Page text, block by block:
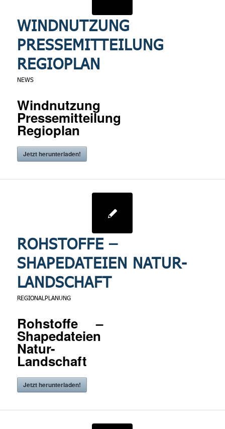
WINDNUTZUNG
PRESSEMITTEILUNG
REGIOPLAN
NEWS
Windnutzung
Pressemitteilung
Regioplan
Jetzt herunterladen!
ROHSTOFFE –
SHAPEDATEIEN NATUR-
LANDSCHAFT
REGIONALPLANUNG
Rohstoffe –
Shapedateien
Natur-
Landschaft
Jetzt herunterladen!